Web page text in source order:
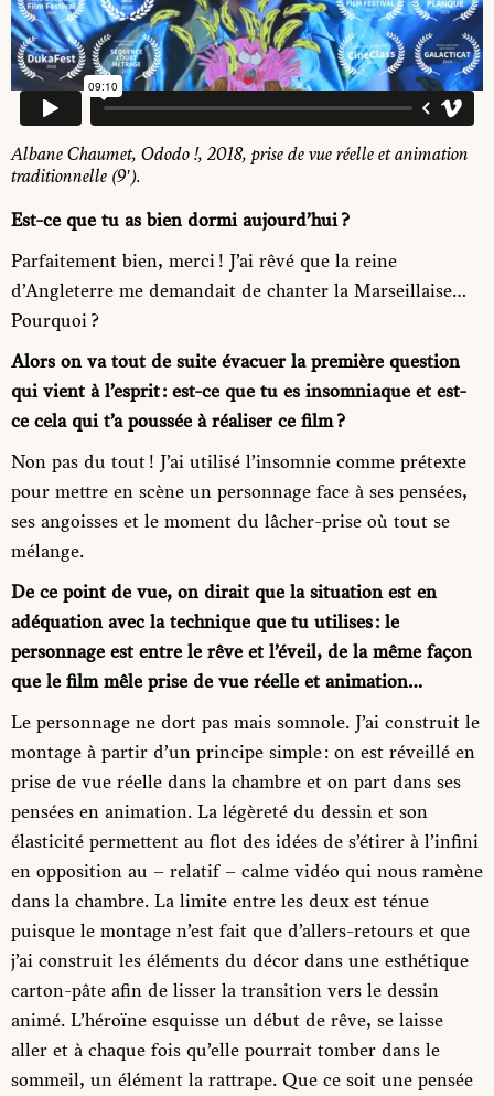
Albane Chaumet, Ododo!, 2018, prise de vue réelle et animation
traditionnelle (9′).
Est-ce que tu as bien dormi aujourd’hui ?
Parfaitement bien, merci ! J’ai rêvé que la reine
d’Angleterre me demandait de chanter la Marseillaise…
Pourquoi ?
Alors on va tout de suite évacuer la première question
qui vient à l’esprit : est-ce que tu es insomniaque et est-
ce cela qui t’a poussée à réaliser ce film ?
Non pas du tout ! J’ai utilisé l’insomnie comme prétexte
pour mettre en scène un personnage face à ses pensées,
ses angoisses et le moment du lâcher-prise où tout se
mélange.
De ce point de vue, on dirait que la situation est en
adéquation avec la technique que tu utilises : le
personnage est entre le rêve et l’éveil, de la même façon
que le film mêle prise de vue réelle et animation…
Le personnage ne dort pas mais somnole. J’ai construit le
montage à partir d’un principe simple : on est réveillé en
prise de vue réelle dans la chambre et on part dans ses
pensées en animation. La légèreté du dessin et son
élasticité permettent au flot des idées de s’étirer à l’infini
en opposition au – relatif – calme vidéo qui nous ramène
dans la chambre. La limite entre les deux est ténue
puisque le montage n’est fait que d’allers-retours et que
j’ai construit les éléments du décor dans une esthétique
carton-pâte afin de lisser la transition vers le dessin
animé. L’héroïne esquisse un début de rêve, se laisse
aller et à chaque fois qu’elle pourrait tomber dans le
sommeil, un élément la rattrape. Que ce soit une pensée